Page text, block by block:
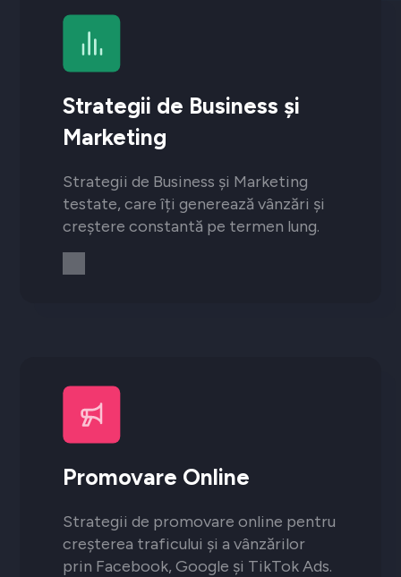
Strategii de Business și
Marketing
Strategii de Business și Marketing
testate, care îți generează vânzări și
creștere constantă pe termen lung.
Promovare Online
Strategii de promovare online pentru
creșterea traficului și a vânzărilor
prin Facebook, Google și TikTok Ads.